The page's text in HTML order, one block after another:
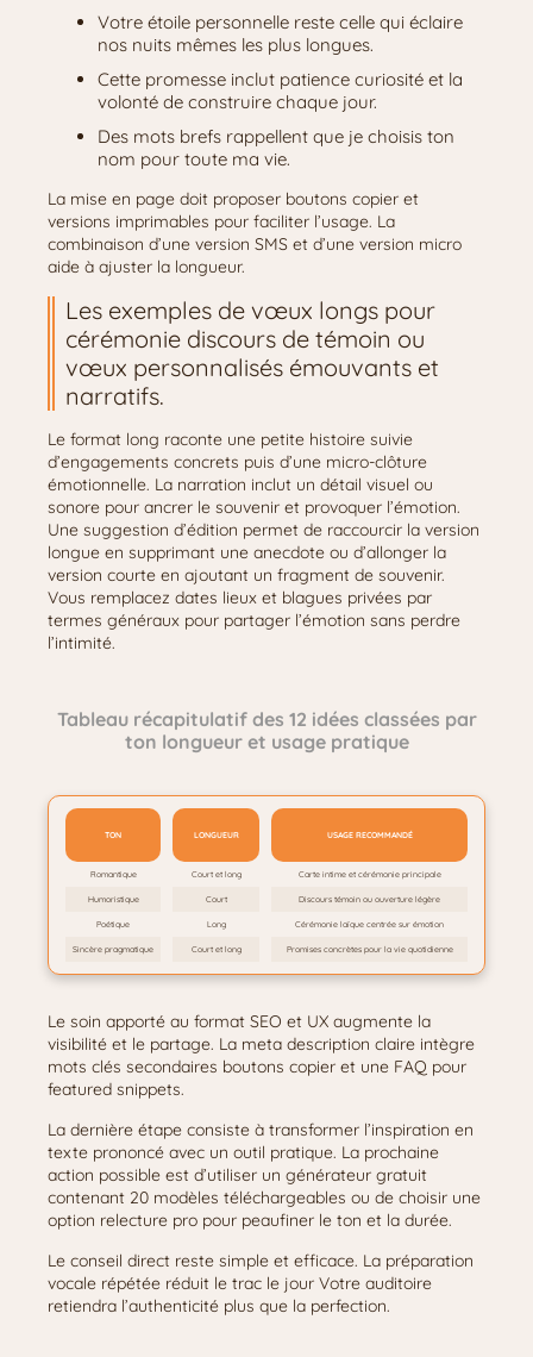
Votre étoile personnelle reste celle qui éclaire
nos nuits mêmes les plus longues.
Cette promesse inclut patience curiosité et la
volonté de construire chaque jour.
Des mots brefs rappellent que je choisis ton
nom pour toute ma vie.
La mise en page doit proposer boutons copier et
versions imprimables pour faciliter l’usage. La
combinaison d’une version SMS et d’une version micro
aide à ajuster la longueur.
Les exemples de vœux longs pour
cérémonie discours de témoin ou
vœux personnalisés émouvants et
narratifs.
Le format long raconte une petite histoire suivie
d’engagements concrets puis d’une micro-clôture
émotionnelle. La narration inclut un détail visuel ou
sonore pour ancrer le souvenir et provoquer l’émotion.
Une suggestion d’édition permet de raccourcir la version
longue en supprimant une anecdote ou d’allonger la
version courte en ajoutant un fragment de souvenir.
Vous remplacez dates lieux et blagues privées par
termes généraux pour partager l’émotion sans perdre
l’intimité.
Tableau récapitulatif des 12 idées classées par
ton longueur et usage pratique
TON LONGUEUR USAGE RECOMMANDÉ
Romantique Court et long Carte intime et cérémonie principale
Humoristique Court Discours témoin ou ouverture légère
Poétique Long Cérémonie laïque centrée sur émotion
Sincère pragmatique Court et long Promises concrètes pour la vie quotidienne
Le soin apporté au format SEO et UX augmente la
visibilité et le partage. La meta description claire intègre
mots clés secondaires boutons copier et une FAQ pour
featured snippets.
La dernière étape consiste à transformer l’inspiration en
texte prononcé avec un outil pratique. La prochaine
action possible est d’utiliser un générateur gratuit
contenant 20 modèles téléchargeables ou de choisir une
option relecture pro pour peaufiner le ton et la durée.
Le conseil direct reste simple et efficace. La préparation
vocale répétée réduit le trac le jour Votre auditoire
retiendra l’authenticité plus que la perfection.